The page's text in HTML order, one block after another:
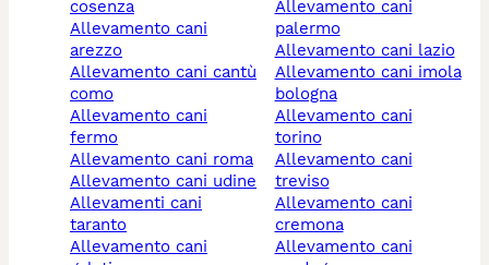
cosenza
allevamento cani
arezzo
allevamento cani cantù
como
allevamento cani
fermo
allevamento cani roma
allevamento cani udine
allevamenti cani
taranto
allevamento cani
allevamento cani
palermo
allevamento cani lazio
allevamento cani imola
bologna
allevamento cani
torino
allevamento cani
treviso
allevamento cani
cremona
allevamento cani